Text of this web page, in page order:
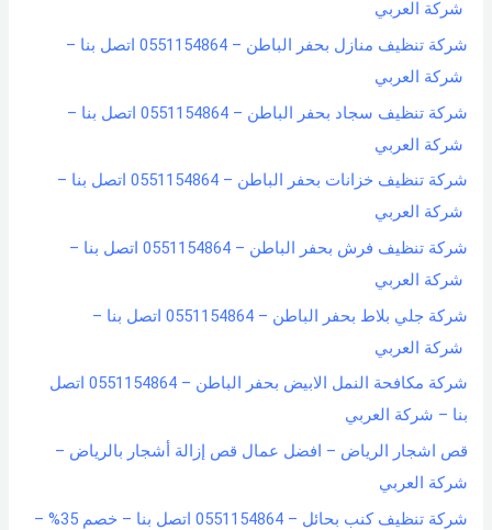
شركة العربي
شركة تنظيف منازل بحفر الباطن – 0551154864 اتصل بنا –
شركة العربي
شركة تنظيف سجاد بحفر الباطن – 0551154864 اتصل بنا –
شركة العربي
شركة تنظيف خزانات بحفر الباطن – 0551154864 اتصل بنا –
شركة العربي
شركة تنظيف فرش بحفر الباطن – 0551154864 اتصل بنا –
شركة العربي
شركة جلي بلاط بحفر الباطن – 0551154864 اتصل بنا –
شركة العربي
شركة مكافحة النمل الابيض بحفر الباطن – 0551154864 اتصل
بنا – شركة العربي
قص اشجار الرياض – افضل عمال قص إزالة أشجار بالرياض –
شركة العربي
شركة تنظيف كنب بحائل – 0551154864 اتصل بنا – خصم 35% –